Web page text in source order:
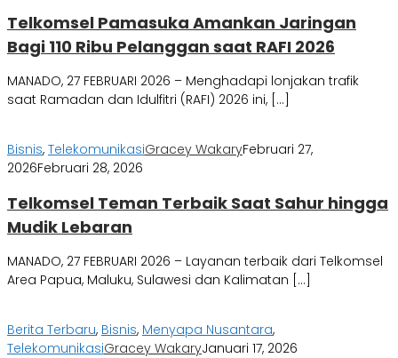
Telkomsel Pamasuka Amankan Jaringan
Bagi 110 Ribu Pelanggan saat RAFI 2026
MANADO, 27 FEBRUARI 2026 – Menghadapi lonjakan trafik
saat Ramadan dan Idulfitri (RAFI) 2026 ini, […]
Bisnis, TelekomunikasiGracey WakaryFebruari 27,
2026Februari 28, 2026
Telkomsel Teman Terbaik Saat Sahur hingga
Mudik Lebaran
MANADO, 27 FEBRUARI 2026 – Layanan terbaik dari Telkomsel
Area Papua, Maluku, Sulawesi dan Kalimatan […]
Berita Terbaru, Bisnis, Menyapa Nusantara,
TelekomunikasiGracey WakaryJanuari 17, 2026